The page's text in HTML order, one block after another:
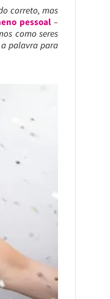
correto, mas
pessoal –
como seres
palavra para